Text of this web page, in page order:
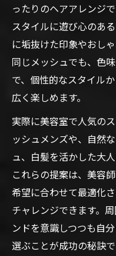
ったりのヘアアレンジ
スタイルに遊び心のあ
に垢抜けた印象やおし
同じメッシュでも、色
で、個性的なスタイル
広く楽しめます。
実際に美容室で人気の
ッシュメンズや、自然
ュ、白髪を活かした大
これらの提案は、美容
希望に合わせて最適化
チャレンジできます。
ンドを意識しつつも自
選ぶことが成功の秘訣で